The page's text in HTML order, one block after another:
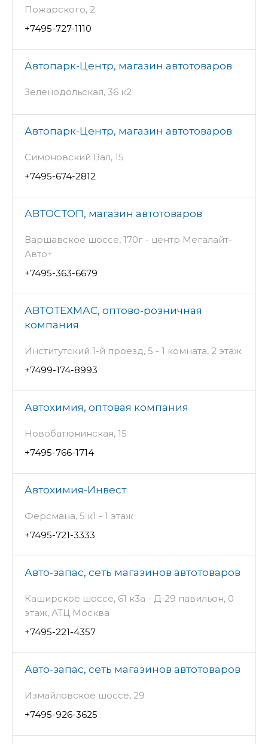
Пожарского, 2
+7495-727-1110
Автопарк-Центр, магазин автотоваров
Зеленодольская, 36 к2
Автопарк-Центр, магазин автотоваров
Симоновский Вал, 15
+7495-674-2812
АВТОСТОП, магазин автотоваров
Варшавское шоссе, 170г - центр Мегалайт-
Авто+
+7495-363-6679
АВТОТЕХМАС, оптово-розничная
компания
Институтский 1-й проезд, 5 - 1 комната, 2 этаж
+7499-174-8993
Автохимия, оптовая компания
Новобатюнинская, 15
+7495-766-1714
Автохимия-Инвест
Ферсмана, 5 к1 - 1 этаж
+7495-721-3333
Авто-запас, сеть магазинов автотоваров
Каширское шоссе, 61 к3а - Д-29 павильон, 0
этаж, АТЦ Москва
+7495-221-4357
Авто-запас, сеть магазинов автотоваров
Измайловское шоссе, 29
+7495-926-3625